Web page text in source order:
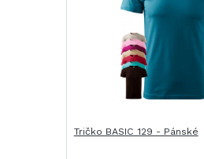
Tričko BASIC 129 - Pánské